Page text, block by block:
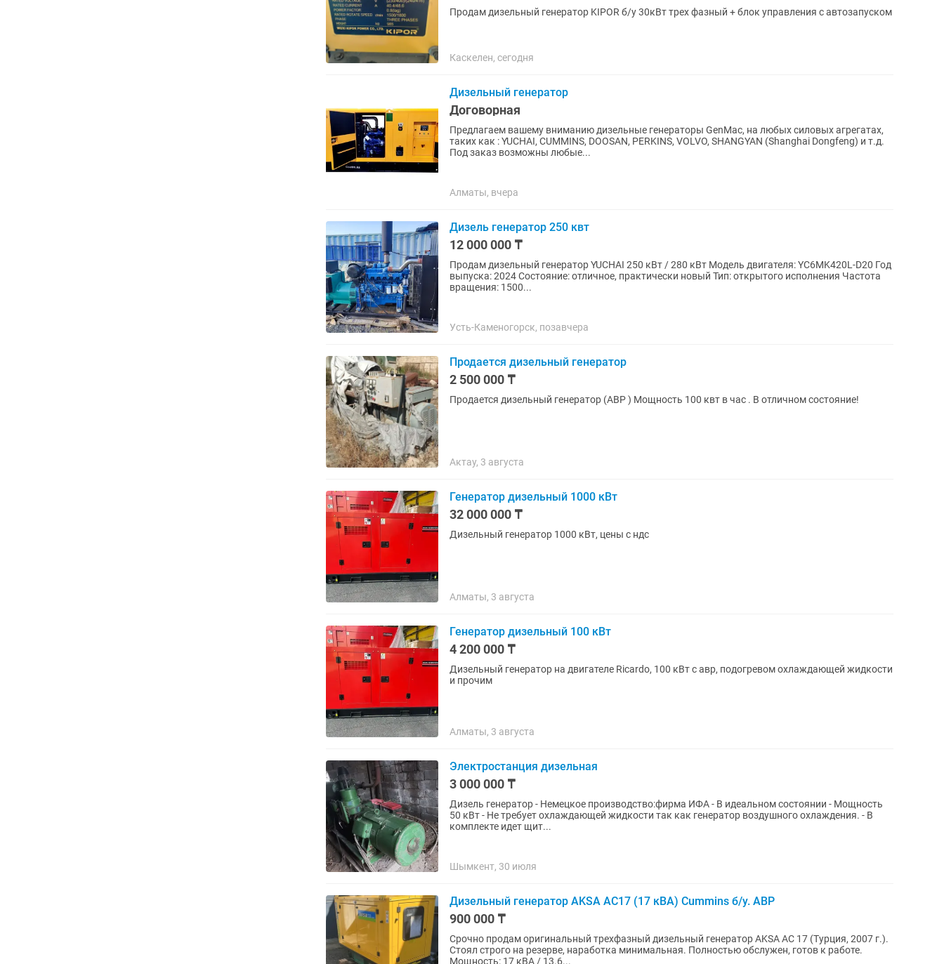
Продам дизельный генератор KIPOR б/у 30кВт трех фазный + блок управления с автозапуском
Каскелен, сегодня
Дизельный генератор
Договорная
Предлагаем вашему вниманию дизельные генераторы GenMac, на любых силовых агрегатах,
таких как : YUCHAI, CUMMINS, DOOSAN, PERKINS, VOLVO, SHANGYAN (Shanghai Dongfeng) и т.д.
Под заказ возможны любые...
Алматы, вчера
Дизель генератор 250 квт
12 000 000 ₸
Продам дизельный генератор YUCHAI 250 кВт / 280 кВт Модель двигателя: YC6MK420L-D20 Год
выпуска: 2024 Состояние: отличное, практически новый Тип: открытого исполнения Частота
вращения: 1500...
Усть-Каменогорск, позавчера
Продается дизельный генератор
2 500 000 ₸
Продается дизельный генератор (АВР ) Мощность 100 квт в час . В отличном состояние!
Актау, 3 августа
Генератор дизельный 1000 кВт
32 000 000 ₸
Дизельный генератор 1000 кВт, цены с ндс
Алматы, 3 августа
Генератор дизельный 100 кВт
4 200 000 ₸
Дизельный генератор на двигателе Ricardo, 100 кВт с авр, подогревом охлаждающей жидкости
и прочим
Алматы, 3 августа
Электростанция дизельная
3 000 000 ₸
Дизель генератор - Немецкое производство:фирма ИФА - В идеальном состоянии - Мощность
50 кВт - Не требует охлаждающей жидкости так как генератор воздушного охлаждения. - В
комплекте идет щит...
Шымкент, 30 июля
Дизельный генератор AKSA AC17 (17 кВА) Cummins б/у. АВР
900 000 ₸
Срочно продам оригинальный трехфазный дизельный генератор AKSA AC 17 (Турция, 2007 г.).
Стоял строго на резерве, наработка минимальная. Полностью обслужен, готов к работе.
Мощность: 17 кВА / 13.6...